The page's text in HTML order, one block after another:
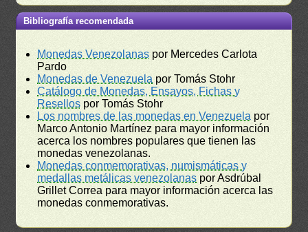
Bibliografía recomendada
Monedas Venezolanas por Mercedes Carlota
Pardo
Monedas de Venezuela por Tomás Stohr
Catálogo de Monedas, Ensayos, Fichas y
Resellos por Tomás Stohr
Los nombres de las monedas en Venezuela por
Marco Antonio Martínez para mayor información
acerca los nombres populares que tienen las
monedas venezolanas.
Monedas conmemorativas, numismáticas y
medallas metálicas venezolanas por Asdrúbal
Grillet Correa para mayor información acerca las
monedas conmemorativas.